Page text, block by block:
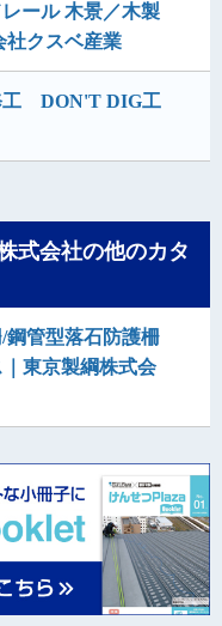
ール 木景／木製
社クスベ産業
工 DON'T DIG工
式会社の他のカタ
鋼管型落石防護柵
東京製綱株式会